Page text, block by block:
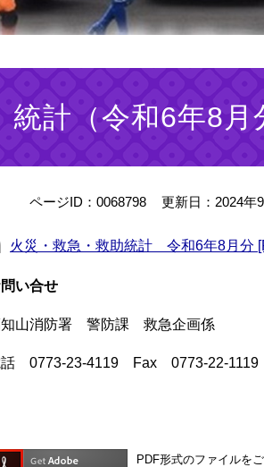
統計（令和6年8月
ページID：0068798 更新日：2024年
火災・救急・救助統計 令和6年8月分
い合せ
山消防署 警防課 救急企画係
話 0773-23-4119 Fax 0773-22-1119
PDF形式のファイルを